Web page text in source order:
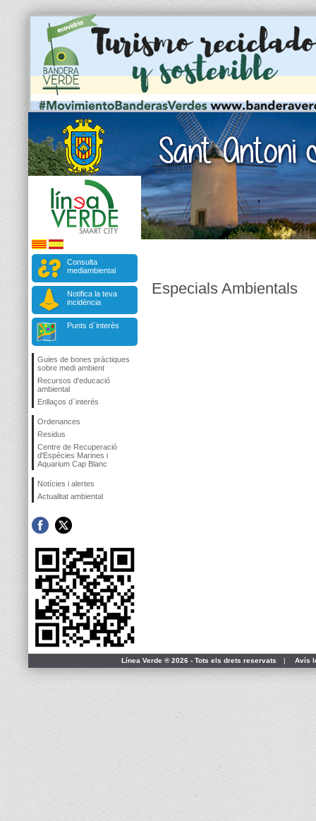
Consulta
mediambiental
Notifica la teva
incidència
Punts d`interès
Guies de bones pràctiques
sobre medi ambient
Recursos d'educació
ambiental
Enllaços d´interés
Ordenances
Residus
Centre de Recuperació
d'Espècies Marines i
Aquarium Cap Blanc
Notícies i alertes
Actualitat ambiental
Especials Ambientals
Línea Verde ® 2026 - Tots els drets reservats | Avís